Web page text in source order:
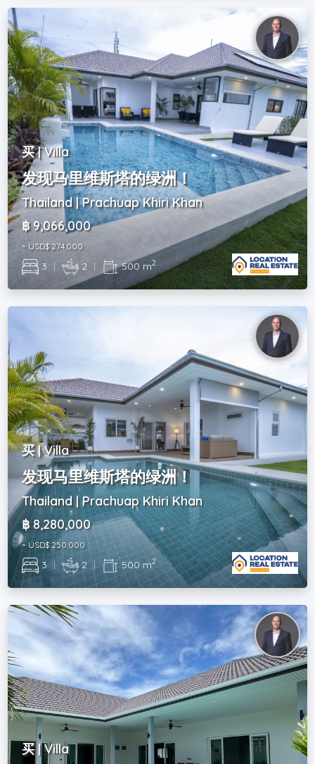
买 | Villa
发现马里维斯塔的绿洲！
Thailand | Prachuap Khiri Khan
฿ 9,066,000
~ USD$ 274,000
3 | 2 | 500 m2
买 | Villa
发现马里维斯塔的绿洲！
Thailand | Prachuap Khiri Khan
฿ 8,280,000
~ USD$ 250,000
3 | 2 | 500 m2
买 | Villa